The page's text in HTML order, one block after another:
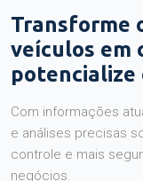
Transforme
veículos em
potencialize
Com informações
e análises precisas
controle e mais
negócios.